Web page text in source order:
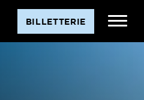
BILLETTERIE